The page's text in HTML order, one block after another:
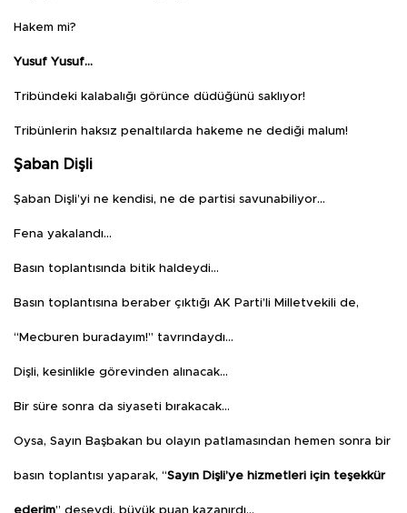
Hakem mi?
Yusuf Yusuf…
Tribündeki kalabalığı görünce düdüğünü saklıyor!
Tribünlerin haksız penaltılarda hakeme ne dediği malum!
Şaban Dişli
Şaban Dişli’yi ne kendisi, ne de partisi savunabiliyor…
Fena yakalandı…
Basın toplantısında bitik haldeydi…
Basın toplantısına beraber çıktığı AK Parti’li Milletvekili de,
“Mecburen buradayım!” tavrındaydı…
Dişli, kesinlikle görevinden alınacak…
Bir süre sonra da siyaseti bırakacak…
Oysa, Sayın Başbakan bu olayın patlamasından hemen sonra bir
basın toplantısı yaparak, “Sayın Dişli’ye hizmetleri için teşekkür
ederim” deseydi, büyük puan kazanırdı…